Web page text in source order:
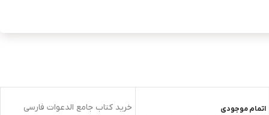
اتمام موجودی خرید کتاب جامع الدعوات فارسی